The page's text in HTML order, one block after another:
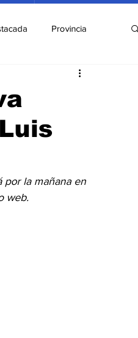
Provincia
Santa Fe
Liga Sanlorencina
por la mañana en
web.